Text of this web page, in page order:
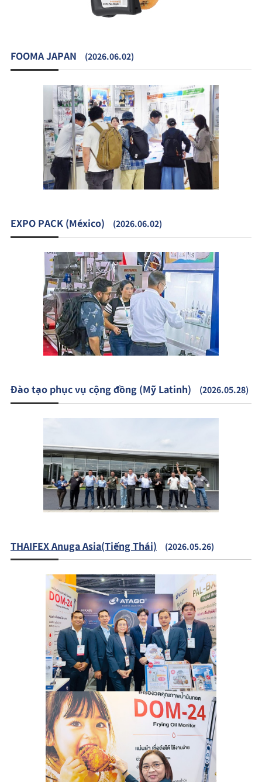
FOOMA JAPAN (2026.06.02)
EXPO PACK (México) (2026.06.02)
Đào tạo phục vụ cộng đồng (Mỹ Latinh) (2026.05.28)
THAIFEX Anuga Asia(Tiếng Thái) (2026.05.26)